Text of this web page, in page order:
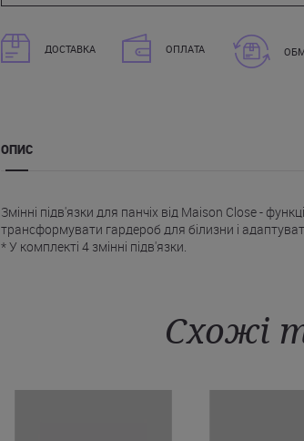
ДОСТАВКА ОПЛАТА
ОПИС
Змінні підв'язки для панчіх від Maison Close -
трансформувати гардероб для білизни і
* У комплекті 4 змінні підв'язки.
* Фурнітура із золотистим покриттям.
На сайті Juliette ви можете купити комплект
Схожі